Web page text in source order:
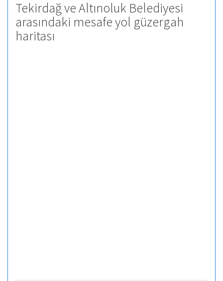
Tekirdağ ve Altınoluk Belediyesi
arasındaki mesafe yol güzergah
haritası